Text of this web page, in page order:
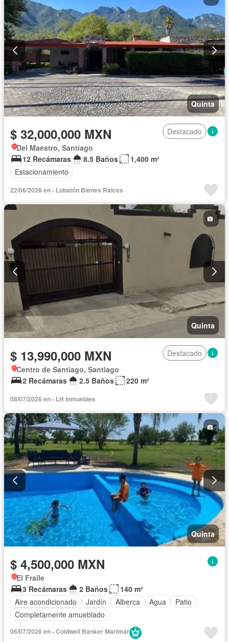
Quinta
$ 32,000,000 MXN
Destacado
Del Maestro, Santiago
12 Recámaras
8.5 Baños
1,400 m²
Estacionamiento
22/06/2026 en - Lobatón Bienes Raíces
Quinta
$ 13,990,000 MXN
Destacado
Centro de Santiago, Santiago
2 Recámaras
2.5 Baños 220 m²
08/07/2026 en - LH inmuebles
Quinta
$ 4,500,000 MXN
El Fraile
3 Recámaras
2 Baños
140 m²
Aire acondicionado
Jardín Alberca Agua
Patio
Completamente amueblado
06/07/2026 en - Coldwell Banker Marimar